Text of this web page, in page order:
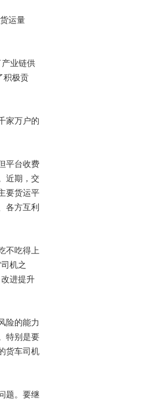
运量
产业链供
积极贡
家万户的
平台收费
近期，交
要货运平
各方互利
不吃得上
机之
进提升
险的能力
特别是要
货车司机
题。要继